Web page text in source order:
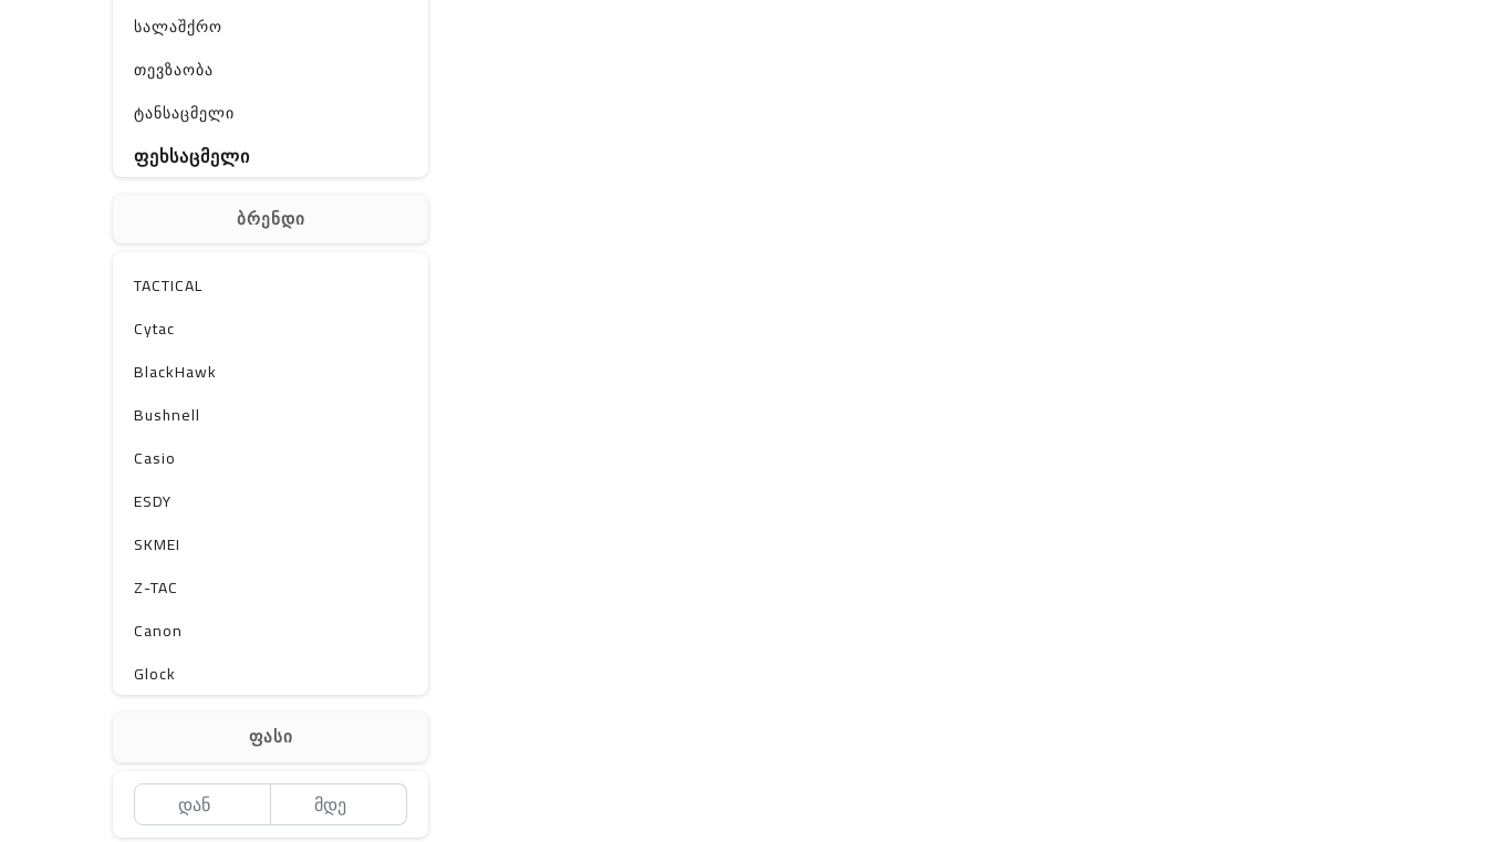
სალაშქრო
თევზაობა
ტანსაცმელი
ფეხსაცმელი
სხვა
Off-Road
ბრენდი
TACTICAL
Cytac
BlackHawk
Bushnell
Casio
ESDY
SKMEI
Z-TAC
Canon
Glock
Lancer Tactical
ფასი